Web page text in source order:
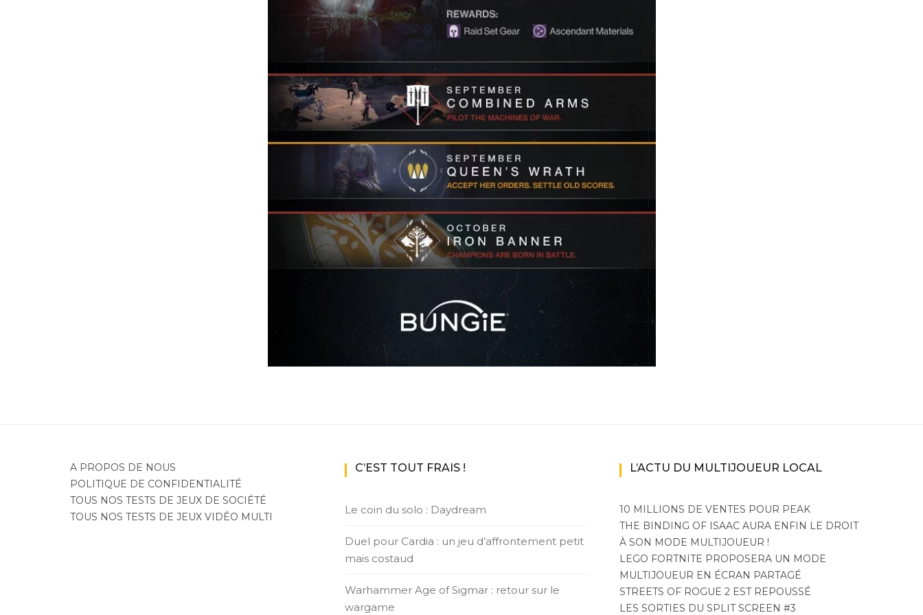
A PROPOS DE NOUS
POLITIQUE DE CONFIDENTIALITÉ
TOUS NOS TESTS DE JEUX DE SOCIÉTÉ
TOUS NOS TESTS DE JEUX VIDÉO MULTI
C’EST TOUT FRAIS !
Le coin du solo : Daydream
Duel pour Cardia : un jeu d’affrontement petit
mais costaud
Warhammer Age of Sigmar : retour sur le
wargame
L’ACTU DU MULTIJOUEUR LOCAL
10 MILLIONS DE VENTES POUR PEAK
THE BINDING OF ISAAC AURA ENFIN LE DROIT
À SON MODE MULTIJOUEUR !
LEGO FORTNITE PROPOSERA UN MODE
MULTIJOUEUR EN ÉCRAN PARTAGÉ
STREETS OF ROGUE 2 EST REPOUSSÉ
LES SORTIES DU SPLIT SCREEN #3